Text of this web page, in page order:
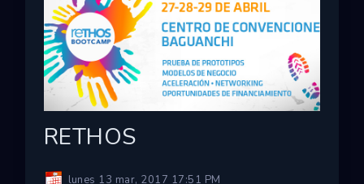
RETHOS
lunes 13 mar, 2017 17:51 PM